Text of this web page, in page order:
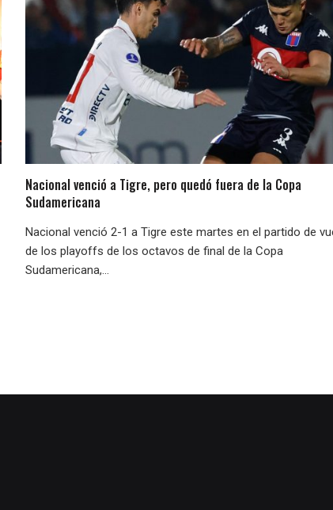
Nacional venció a Tigre, pero quedó fuera de la Copa
Sudamericana
Nacional venció 2-1 a Tigre este martes en el partido de
de los playoffs de los octavos de final de la Copa
Sudamericana,...